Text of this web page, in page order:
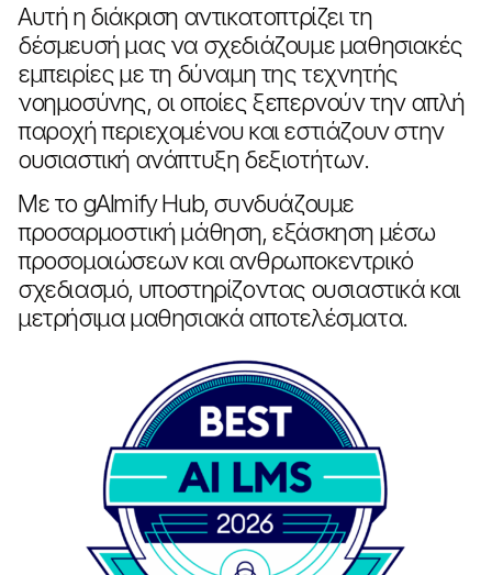
Αυτή η διάκριση αντικατοπτρίζει τη
δέσμευσή μας να σχεδιάζουμε μαθησιακές
εμπειρίες με τη δύναμη της τεχνητής
νοημοσύνης, οι οποίες ξεπερνούν την απλή
παροχή περιεχομένου και εστιάζουν στην
ουσιαστική ανάπτυξη δεξιοτήτων.
Με το gAImify Hub, συνδυάζουμε
προσαρμοστική μάθηση, εξάσκηση μέσω
προσομοιώσεων και ανθρωποκεντρικό
σχεδιασμό, υποστηρίζοντας ουσιαστικά και
μετρήσιμα μαθησιακά αποτελέσματα.